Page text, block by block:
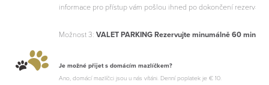
informace pro přístup vám pošlou ihned po dokončení
Možnost 3: VALET PARKING Rezervujte minumálně 60 min
Je možné přijet s domácím mazlíčkem?
Ano, domácí mazlíčci jsou u nás vítáni. Denní poplatek je € 10.